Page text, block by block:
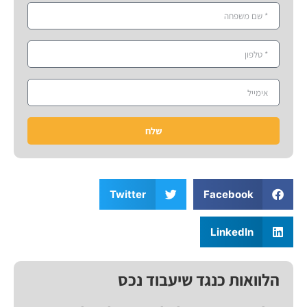
שלח
Facebook
Twitter
LinkedIn
הלוואות כנגד שיעבוד נכס